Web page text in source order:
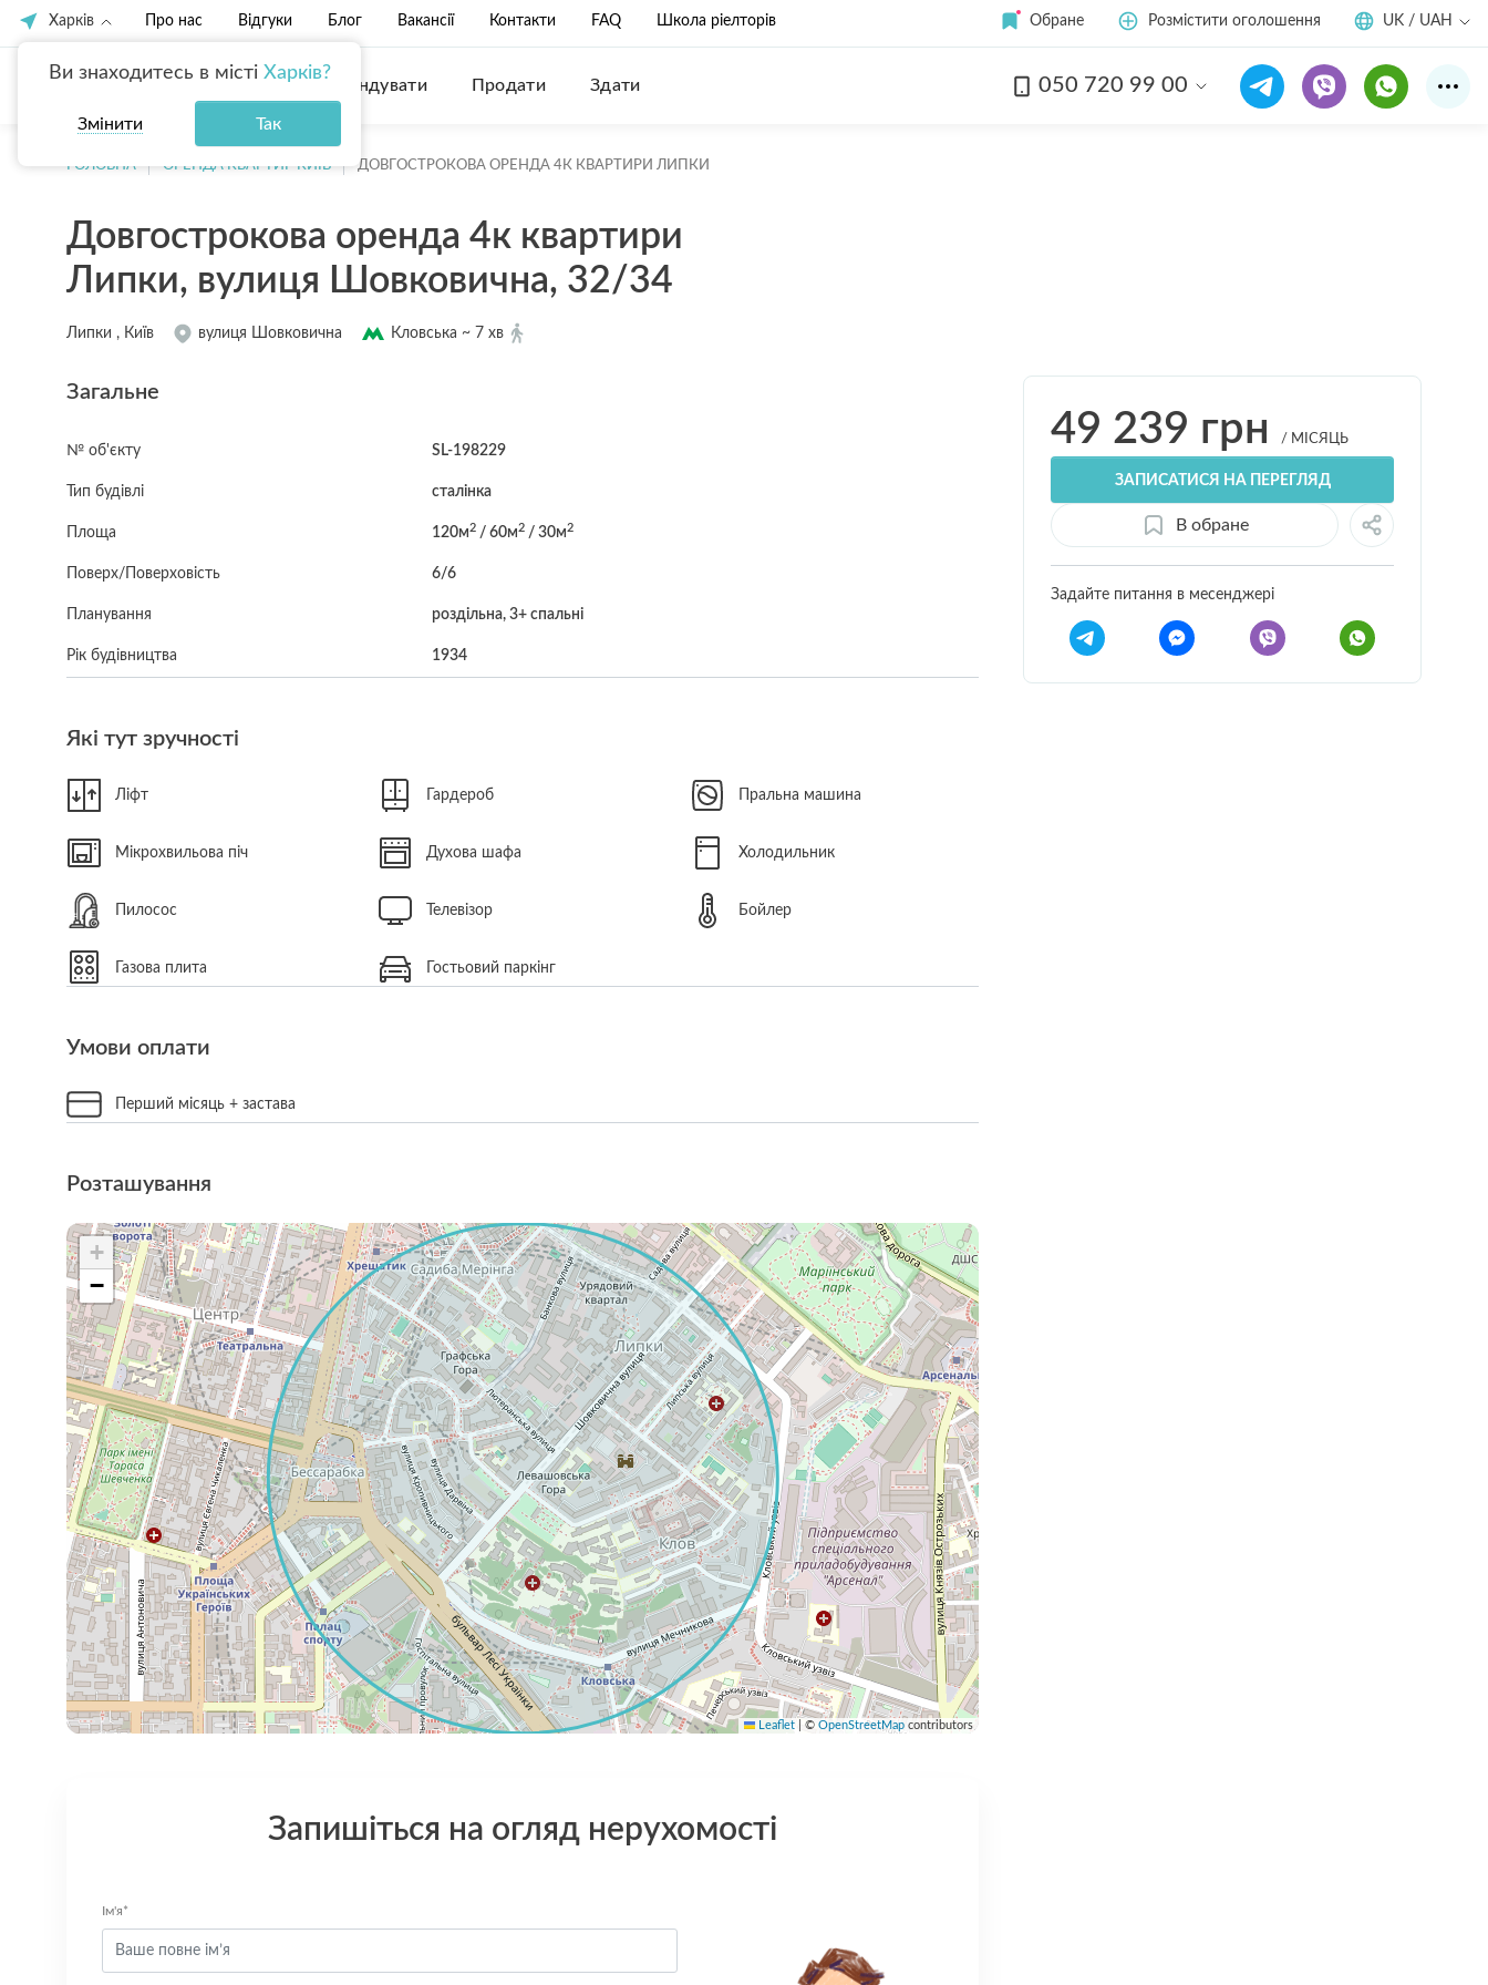
Харків
Ви знаходитесь в місті Харків?
Змінити Так
Про нас Відгуки Блог Вакансії Контакти FAQ Школа ріелторів Обране Розмістити оголошення UK / UAH
Орендувати Продати Здати 050 720 99 00Дивитись усі15 фото
ГОЛОВНА ОРЕНДА КВАРТИР КИЇВ ДОВГОСТРОКОВА ОРЕНДА 4К КВАРТИРИ ЛИПКИ
Довгострокова оренда 4к квартири
Липки, вулиця Шовковична, 32/34
Липки , Київ вулиця Шовковична Кловська ~ 7 хв
Загальне
№ об'єкту SL-198229
Тип будівлі сталінка
Площа 120м2/ 60м2/ 30м2
Поверх/Поверховість 6/6
Планування роздільна, 3+ спальні
Рік будівництва 1934
Які тут зручності
Ліфт Гардероб Пральна машина
Мікрохвильова піч Духова шафа Холодильник
Пилосос Телевізор Бойлер
Газова плита Гостьовий паркінг
Умови оплати
Перший місяць + застава
Розташування
+
−
Leaflet © OpenStreetMap contributors
Запишіться на огляд нерухомості
Ім'я*
49 239 грн / МІСЯЦЬ
ЗАПИСАТИСЯ НА ПЕРЕГЛЯД
В обране
Задайте питання в месенджері